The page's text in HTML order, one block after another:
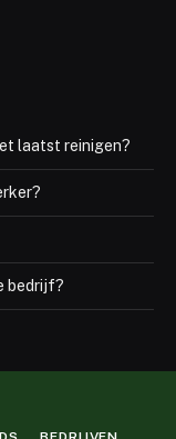
laatst reinigen?
bedrijf?